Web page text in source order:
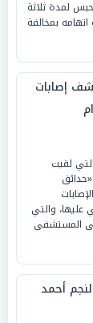
لمدة ثلاثة
بمخالفة
إصابات
لقيت
عليها، والتي
المستشفى
أحمد